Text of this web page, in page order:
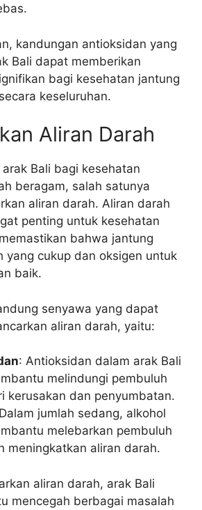
kandungan antioksidan yang
Bali dapat memberikan
bagi kesehatan jantung
keseluruhan.
Aliran Darah
Bali bagi kesehatan
beragam, salah satunya
aliran darah. Aliran darah
penting untuk kesehatan
bahwa jantung
yang cukup dan oksigen untuk
baik.
senyawa yang dapat
aliran darah, yaitu:
: Antioksidan dalam arak Bali
melindungi pembuluh
kerusakan dan penyumbatan.
jumlah sedang, alkohol
melebarkan pembuluh
meningkatkan aliran darah.
aliran darah, arak Bali
mencegah berbagai masalah